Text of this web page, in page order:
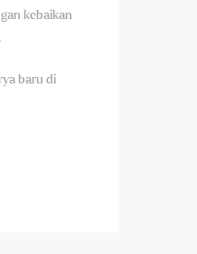
kebaikan
baru di